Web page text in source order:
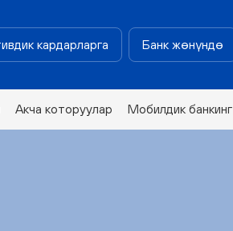
кардарларга Банк жөнүндө
Акча которуулар Мобилдик банкинг